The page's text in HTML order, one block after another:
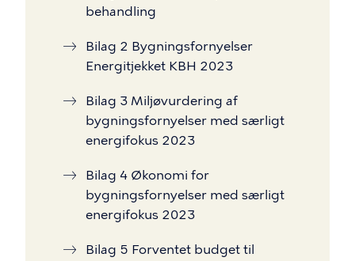
behandling
Bilag 2 Bygningsfornyelser
Energitjekket KBH 2023
Bilag 3 Miljøvurdering af
bygningsfornyelser med særligt
energifokus 2023
Bilag 4 Økonomi for
bygningsfornyelser med særligt
energifokus 2023
Bilag 5 Forventet budget til